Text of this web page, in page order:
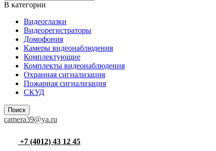
В категории
Видеоглазки
Видеорегистраторы
Домофония
Камеры видеонаблюдения
Комплектующие
Комплекты видеонаблюдения
Охранная сигнализация
Пожарная сигнализация
СКУД
Поиск
camera39@ya.ru
+7 (4012) 43 12 45